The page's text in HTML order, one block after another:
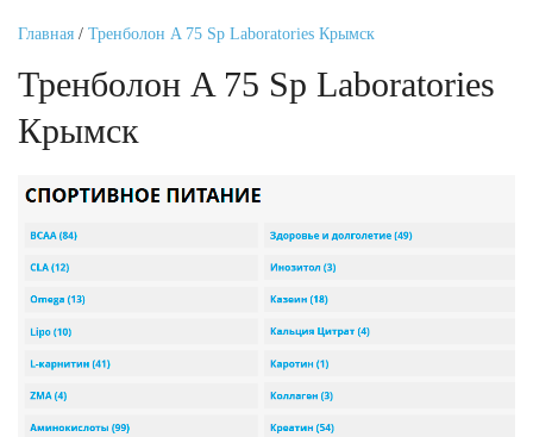
Главная / Тренболон A 75 Sp Laboratories Крымск
Тренболон A 75 Sp Laboratories
Крымск